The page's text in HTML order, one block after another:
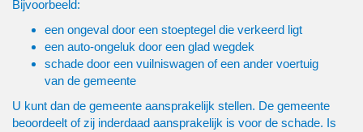
Bijvoorbeeld:
een ongeval door een stoeptegel die verkeerd ligt
een auto-ongeluk door een glad wegdek
schade door een vuilniswagen of een ander voertuig
van de gemeente
U kunt dan de gemeente aansprakelijk stellen. De gemeente
beoordeelt of zij inderdaad aansprakelijk is voor de schade. Is